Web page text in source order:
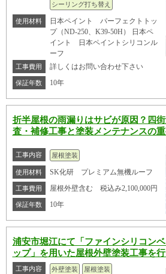
シーリング打ち替え
使用材料
日本ペイント パーフェクトトッ
プ（ND-250、K39-50H） 日本ペ
イント 日本ペイントシリコンル
ーフ
工事費用 詳しくはお問い合わせ下さい
保証年数 10年
折半屋根の雨漏りはサビが原因？四
査・補修工事と塗装メンテナンスの
工事内容 屋根塗装
使用材料 SK化研 プレミアム無機ルーフ
工事費用 屋根外壁含む 税込み2,100,000円
保証年数 10年
浦安市堀江にて「ファインシリコン
ップ」を用いた屋根外壁塗装工事を
工事内容 外壁塗装 屋根塗装